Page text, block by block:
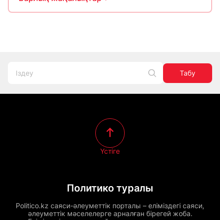
Табу
Политико туралы
Politico.kz саяси-әлеуметтік порталы – еліміздегі саяси,
әлеуметтік мәселелерге арналған бірегей жоба.
Үстіге